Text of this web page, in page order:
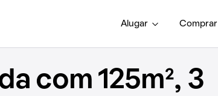
Alugar Comprar
com 125m², 3